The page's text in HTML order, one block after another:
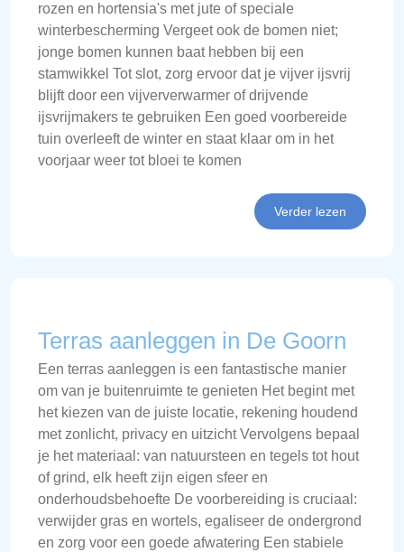
rozen en hortensia's met jute of speciale
winterbescherming Vergeet ook de bomen niet;
jonge bomen kunnen baat hebben bij een
stamwikkel Tot slot, zorg ervoor dat je vijver ijsvrij
blijft door een vijververwarmer of drijvende
ijsvrijmakers te gebruiken Een goed voorbereide
tuin overleeft de winter en staat klaar om in het
voorjaar weer tot bloei te komen
Verder lezen
Terras aanleggen in De Goorn
Een terras aanleggen is een fantastische manier
om van je buitenruimte te genieten Het begint met
het kiezen van de juiste locatie, rekening houdend
met zonlicht, privacy en uitzicht Vervolgens bepaal
je het materiaal: van natuursteen en tegels tot hout
of grind, elk heeft zijn eigen sfeer en
onderhoudsbehoefte De voorbereiding is cruciaal:
verwijder gras en wortels, egaliseer de ondergrond
en zorg voor een goede afwatering Een stabiele